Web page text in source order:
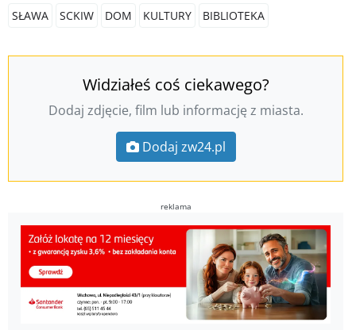
SŁAWA SCKIW DOM KULTURY BIBLIOTEKA
Widziałeś coś ciekawego?
Dodaj zdjęcie, film lub informację z miasta.
Dodaj zw24.pl
reklama